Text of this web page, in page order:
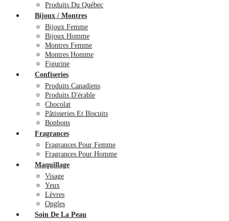
Produits Du Québec
Bijoux / Montres
Bijoux Femme
Bijoux Homme
Montres Femme
Montres Homme
Figurine
Confiseries
Produits Canadiens
Produits D'érable
Chocolat
Pâtisseries Et Biscuits
Bonbons
Fragrances
Fragrances Pour Femme
Fragrances Pour Homme
Maquillage
Visage
Yeux
Lèvres
Ongles
Soin De La Peau